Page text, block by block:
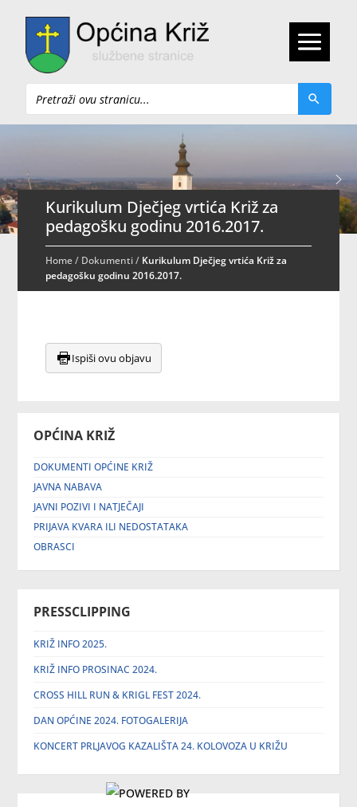
Pretraži
OPĆINA KRIŽ
DOKUMENTI OPĆINE KRIŽ
JAVNA NABAVA
JAVNI POZIVI I NATJEČAJI
PRIJAVA KVARA ILI NEDOSTATAKA
OBRASCI
PRESSCLIPPING
KRIŽ INFO 2025.
KRIŽ INFO PROSINAC 2024.
CROSS HILL RUN & KRIGL FEST 2024.
DAN OPĆINE 2024. FOTOGALERIJA
KONCERT PRLJAVOG KAZALIŠTA 24. KOLOVOZA U KRIŽU
Kurikulum Dječjeg vrtića Križ za
pedagošku godinu 2016.2017.
Home/ Dokumenti/ Kurikulum Dječjeg vrtića Križ za
pedagošku godinu 2016.2017.
Ispiši ovu objavu